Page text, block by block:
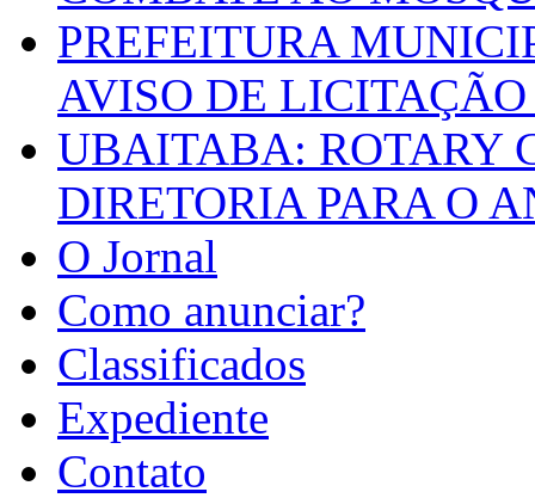
PREFEITURA
AVISO DE LICITAÇÃO
UBAITABA: ROTARY
DIRETORIA PARA O
O Jornal
Como anunciar?
Classificados
Expediente
Contato